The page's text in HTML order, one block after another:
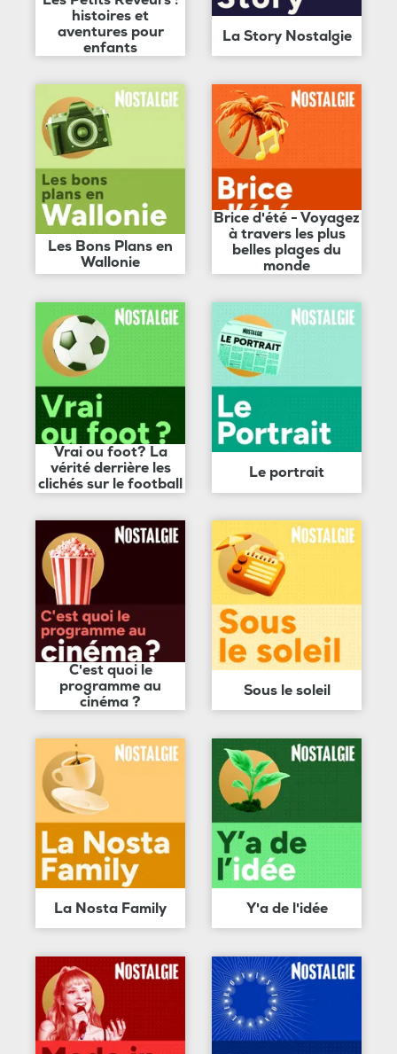
histoires et
aventures pour
enfants
La Story Nostalgie
Les Bons Plans en
Wallonie
Brice d'été - Voyagez
à travers les plus
belles plages du
monde
Vrai ou foot? La
vérité derrière les
clichés sur le football
Le portrait
C'est quoi le
programme au
cinéma ?
Sous le soleil
La Nosta Family Y'a de l'idée